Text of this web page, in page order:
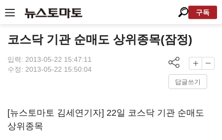
구독
코스닥 기관 순매도 상위종목(잠정)
입력: 2013-05-22 15:47:11
수정: 2013-05-22 15:50:04
답글쓰기
[뉴스토마토 김세연기자] 22일 코스닥 기관 순매도
상위종목